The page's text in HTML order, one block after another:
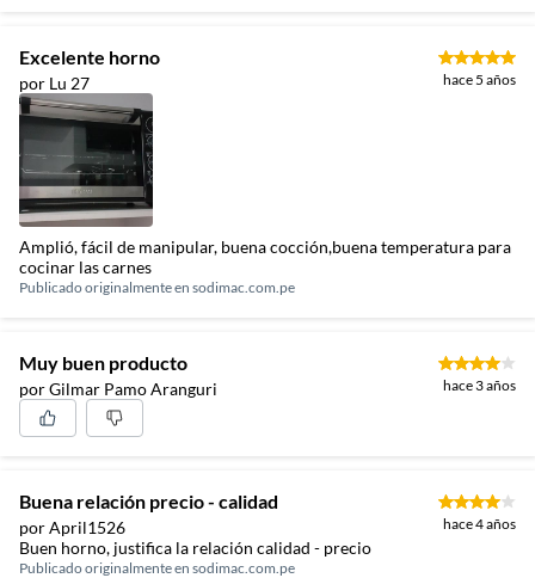
Excelente horno
por Lu 27 hace 5 años
Amplió, fácil de manipular, buena cocción,buena temperatura para
cocinar las carnes
Publicado originalmente en sodimac.com.pe
Muy buen producto
por Gilmar Pamo Aranguri hace 3 años
Buena relación precio - calidad
por April1526 hace 4 años
Buen horno, justifica la relación calidad - precio
Publicado originalmente en sodimac.com.pe